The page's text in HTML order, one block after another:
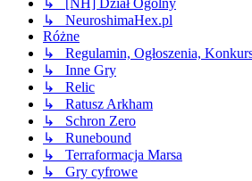
↳ [NH] Dział Ogólny
↳ NeuroshimaHex.pl
Różne
↳ Regulamin, Ogłoszenia,
↳ Inne Gry
↳ Relic
↳ Ratusz Arkham
↳ Schron Zero
↳ Runebound
↳ Terraformacja Marsa
↳ Gry cyfrowe